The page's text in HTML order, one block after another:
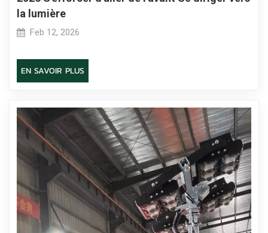
la lumière
Feb 12, 2026
EN SAVOIR PLUS